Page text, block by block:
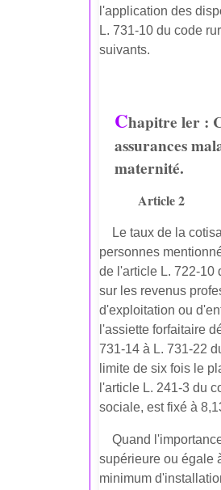
l'application des
L. 731-10 du code
suivants.
Chapitre ler :
assurances
maternité.
Article 2
Le taux de la
personnes
de l'article L. 722-10
sur les revenus
d'exploitation ou
l'assiette forfaitaire
731-14 à L. 731-22
limite de six fois le
l'article L. 241-3 du
sociale, est fixé à
Quand
supérieure ou égale
minimum